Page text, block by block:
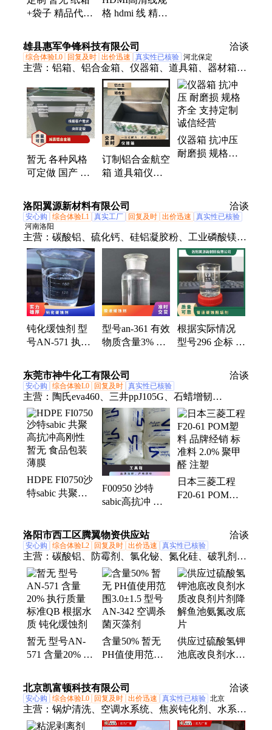
+袋子 精品代工
hdmi高清线
格 hdmi 线 精品
纸箱+袋子 增值
税
雄县惠军争锋科技有限公司 洽谈
综合体验L0 回复及时 出价迅速 真实性已核验 河北保定
主营： 铝箱、铝合金箱、仪器箱、道具箱、器材箱、
附件箱、收纳箱、航空箱、工具箱、电子仪表箱、实
验仪器包装箱、消防器材箱、指挥作业箱、侦查作业
箱、勘测仪器包装箱、仪器仪表箱、乐器包装箱、舞
台道具箱、服装道具箱、运输储备箱、通讯设备箱、
五金工具箱、铝合金航空箱、产品展示箱、物资器材
箱
暂无 各种风格
可定做 国产 适
金 减震航空箱
订制铝合金航空
箱 道具箱仪器
珠棉 硬朗 流行
手拎
仪器箱 抗冲压
耐磨损 规格齐
洛阳翼源新材料有限公司 洽谈
安心购 综合体验L1 真实工厂 回复及时 出价迅速
真实性已核验
河南洛阳
主营： 碳酸铝、硫化钙、硅铝凝胶粉、工业磷酸镁、
闪点提高剂、表面活性剂、耐火材料、水处理原材料
钝化缓蚀剂 型
号AN-571 执行
无 根据水质 含
量20%
型号an-361 有效
物质含量3% 企
40mg 暂无 酸液
缓蚀剂
根据实际情况
型号296 企标 活
管道缓蚀阻垢剂
东莞市神牛化工有限公司 洽谈
安心购 综合体验L0 回复及时 真实性已核验
主营： 陶氏eva460、三井ppJ105G、石蜡增韧
eva220w、三井eva260、热熔级eva250、普瑞曼
ppj105g
HDPE FI0750沙
特sabic 共聚高
膜
F00950 沙特
sabic高抗冲 高
薄膜 暂无
日本三菱工程
F20-61 POM塑
洛阳市西工区腾翼物资供应站 洽谈
安心购 综合体验L2 回复及时 出价迅速 真实性已核验
主营： 碳酸铝、防霉剂、氯化铋、氮化硅、破乳剂、
硅酸镁、磷酸铝、化学试剂、抗静电剂、乙酸乙酯、
氢氧化镁、焦磷酸钠、干燥通风、次磷酸镁、氯化氢
乙醇、氯化氢甲醇、聚丙烯酸钾、闪点提高剂、柴油
降凝剂、硫代硫酸铵、聚丙烯酰胺、多聚磷酸钠、25
公斤纸板桶、硫代乙醇酸钠、高分子絮凝剂
暂无 型号AN-
571 含量20% 执
根据水质 钝化
缓蚀剂
含量50% 暂无
PH值使用范围
AN-342 空调杀
菌灭藻剂
供应过硫酸氢钾
池底改良剂水质
鱼池氨氮改底片
北京凯富顿科技有限公司 洽谈
安心购 综合体验L0 回复及时 出价迅速 真实性已核验 北京
主营： 锅炉清洗、空调水系统、焦炭钝化剂、水系统
杀菌、阻垢分散剂、洗涤高温水、粉尘抑制剂、脱硫